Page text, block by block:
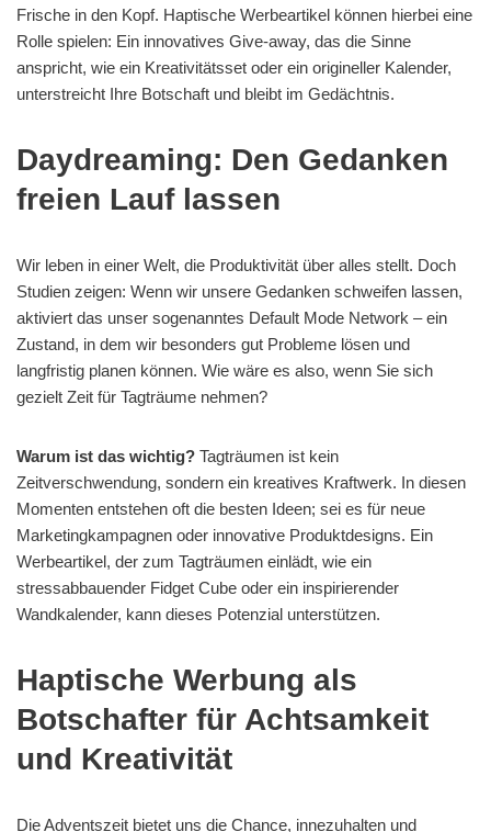
Frische in den Kopf. Haptische Werbeartikel können hierbei eine
Rolle spielen: Ein innovatives Give-away, das die Sinne
anspricht, wie ein Kreativitätsset oder ein origineller Kalender,
unterstreicht Ihre Botschaft und bleibt im Gedächtnis.
Daydreaming: Den Gedanken
freien Lauf lassen
Wir leben in einer Welt, die Produktivität über alles stellt. Doch
Studien zeigen: Wenn wir unsere Gedanken schweifen lassen,
aktiviert das unser sogenanntes Default Mode Network – ein
Zustand, in dem wir besonders gut Probleme lösen und
langfristig planen können. Wie wäre es also, wenn Sie sich
gezielt Zeit für Tagträume nehmen?
Warum ist das wichtig? Tagträumen ist kein
Zeitverschwendung, sondern ein kreatives Kraftwerk. In diesen
Momenten entstehen oft die besten Ideen; sei es für neue
Marketingkampagnen oder innovative Produktdesigns. Ein
Werbeartikel, der zum Tagträumen einlädt, wie ein
stressabbauender Fidget Cube oder ein inspirierender
Wandkalender, kann dieses Potenzial unterstützen.
Haptische Werbung als
Botschafter für Achtsamkeit
und Kreativität
Die Adventszeit bietet uns die Chance, innezuhalten und